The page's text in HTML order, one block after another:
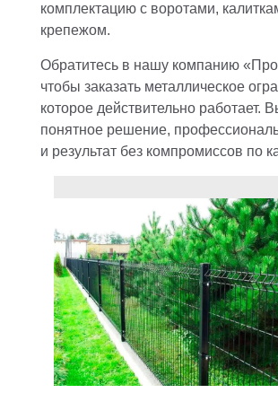
комплектацию с воротами,
крепежом.
Обратитесь в нашу компанию
чтобы заказать металлическое
которое действительно работает.
понятное решение,
и результат без компромиссов по